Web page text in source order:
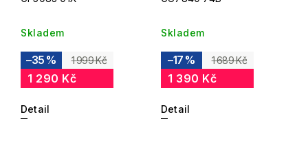
Skladem
1 999 Kč
–35 %
1 290 Kč
Detail
Skladem
1 689 Kč
–17 %
1 390 Kč
Detail